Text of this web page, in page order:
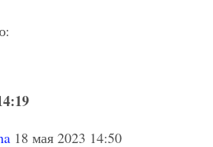
18 мая 2023 14:50